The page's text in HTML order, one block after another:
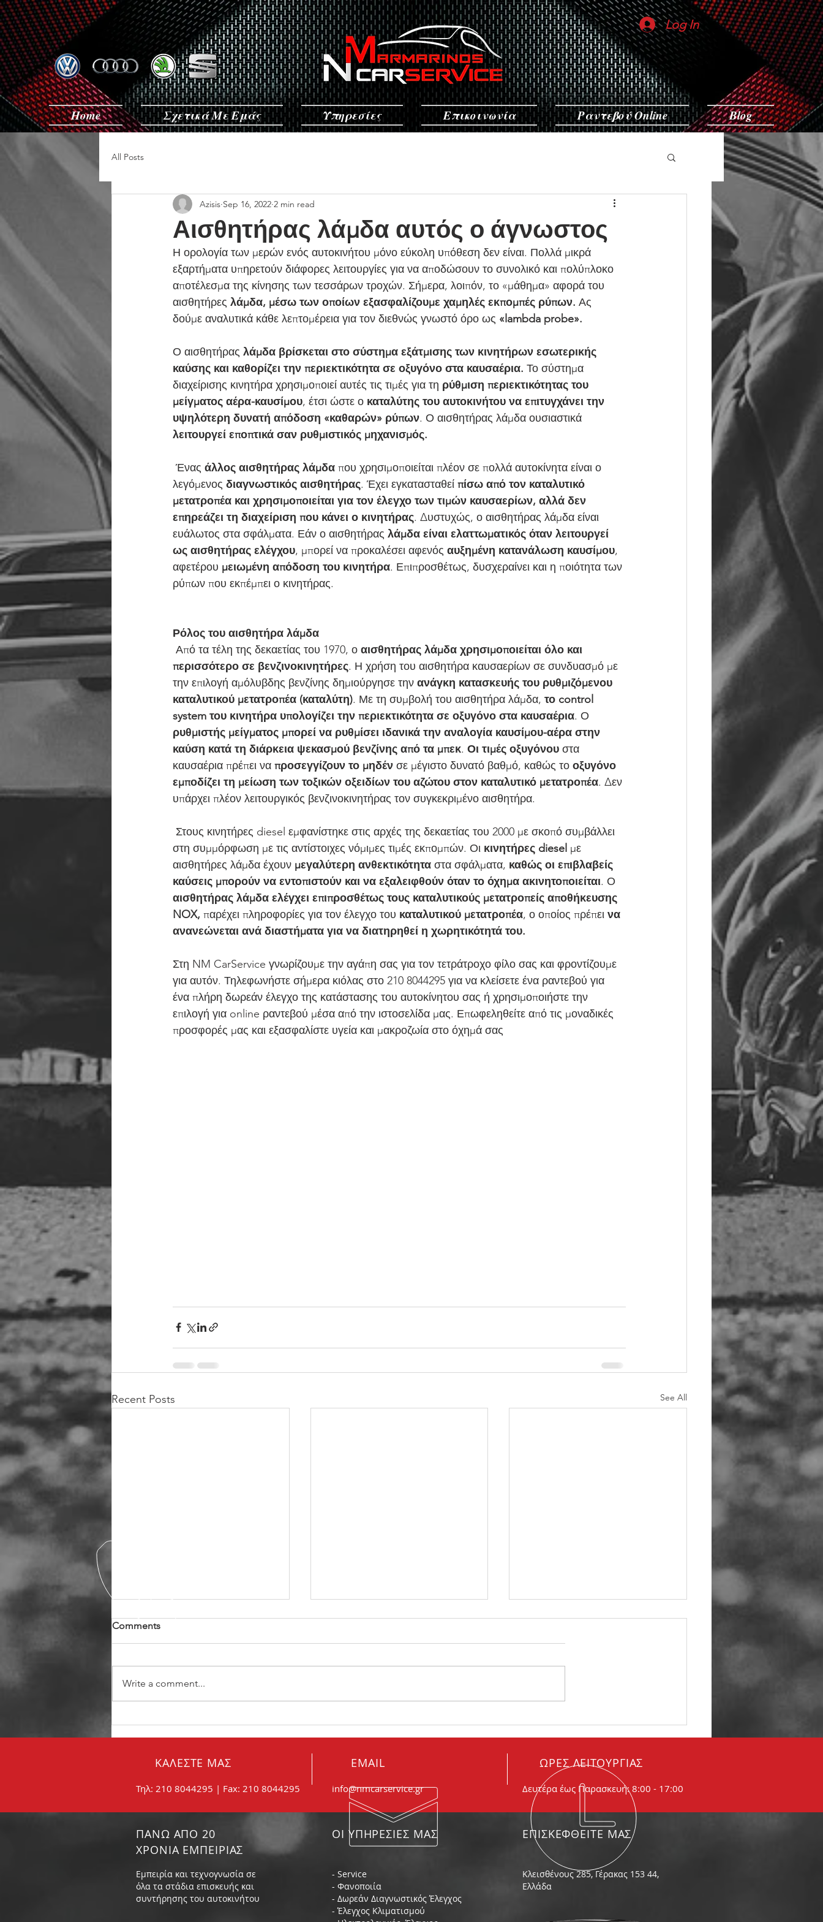
Home Σχετικά Με Εμάς Υπηρεσίες Επικοινωνία Ραντεβού Online Blog
Log In
All Posts
Αισθητήρας λάμδα αυτός ο άγνωστος
Azisis Sep 16, 2022 2 min read
Η ορολογία των μερών ενός αυτοκινήτου μόνο εύκολη υπόθεση δεν είναι. Πολλά μικρά
εξαρτήματα υπηρετούν διάφορες λειτουργίες για να αποδώσουν το συνολικό και πολύπλοκο
αποτέλεσμα της κίνησης των τεσσάρων τροχών. Σήμερα, λοιπόν, το «μάθημα» αφορά του
αισθητήρες λάμδα, μέσω των οποίων εξασφαλίζουμε χαμηλές εκπομπές ρύπων. Ας
δούμε αναλυτικά κάθε λεπτομέρεια για τον διεθνώς γνωστό όρο ως «lambda probe».
Ο αισθητήρας λάμδα βρίσκεται στο σύστημα εξάτμισης των κινητήρων εσωτερικής
καύσης και καθορίζει την περιεκτικότητα σε οξυγόνο στα καυσαέρια. Το σύστημα
διαχείρισης κινητήρα χρησιμοποιεί αυτές τις τιμές για τη ρύθμιση περιεκτικότητας του
μείγματος αέρα-καυσίμου, έτσι ώστε ο καταλύτης του αυτοκινήτου να επιτυγχάνει την
υψηλότερη δυνατή απόδοση «καθαρών» ρύπων. Ο αισθητήρας λάμδα ουσιαστικά
λειτουργεί εποπτικά σαν ρυθμιστικός μηχανισμός.
Ένας άλλος αισθητήρας λάμδα που χρησιμοποιείται πλέον σε πολλά αυτοκίνητα είναι ο
λεγόμενος διαγνωστικός αισθητήρας. Έχει εγκατασταθεί πίσω από τον καταλυτικό
μετατροπέα και χρησιμοποιείται για τον έλεγχο των τιμών καυσαερίων, αλλά δεν
επηρεάζει τη διαχείριση που κάνει ο κινητήρας. Δυστυχώς, ο αισθητήρας λάμδα είναι
ευάλωτος στα σφάλματα. Εάν ο αισθητήρας λάμδα είναι ελαττωματικός όταν λειτουργεί
ως αισθητήρας ελέγχου, μπορεί να προκαλέσει αφενός αυξημένη κατανάλωση καυσίμου,
αφετέρου μειωμένη απόδοση του κινητήρα. Επιπροσθέτως, δυσχεραίνει και η ποιότητα των
ρύπων που εκπέμπει ο κινητήρας.
Ρόλος του αισθητήρα λάμδα
Από τα τέλη της δεκαετίας του 1970, ο αισθητήρας λάμδα χρησιμοποιείται όλο και
περισσότερο σε βενζινοκινητήρες. Η χρήση του αισθητήρα καυσαερίων σε συνδυασμό με
την επιλογή αμόλυβδης βενζίνης δημιούργησε την ανάγκη κατασκευής του ρυθμιζόμενου
καταλυτικού μετατροπέα (καταλύτη). Με τη συμβολή του αισθητήρα λάμδα, το control
system του κινητήρα υπολογίζει την περιεκτικότητα σε οξυγόνο στα καυσαέρια. Ο
ρυθμιστής μείγματος μπορεί να ρυθμίσει ιδανικά την αναλογία καυσίμου-αέρα στην
καύση κατά τη διάρκεια ψεκασμού βενζίνης από τα μπεκ. Οι τιμές οξυγόνου στα
καυσαέρια πρέπει να προσεγγίζουν το μηδέν σε μέγιστο δυνατό βαθμό, καθώς το οξυγόνο
εμποδίζει τη μείωση των τοξικών οξειδίων του αζώτου στον καταλυτικό μετατροπέα. Δεν
υπάρχει πλέον λειτουργικός βενζινοκινητήρας τον συγκεκριμένο αισθητήρα.
στη συμμόρφωση με τις αντίστοιχες νόμιμες τιμές εκπομπών. Οι κινητήρες diesel με
αισθητήρες λάμδα έχουν μεγαλύτερη ανθεκτικότητα στα σφάλματα, καθώς οι επιβλαβείς
καύσεις μπορούν να εντοπιστούν και να εξαλειφθούν όταν το όχημα ακινητοποιείται. Ο
αισθητήρας λάμδα ελέγχει επιπροσθέτως τους καταλυτικούς μετατροπείς αποθήκευσης
NOX, παρέχει πληροφορίες για τον έλεγχο του καταλυτικού μετατροπέα, ο οποίος πρέπει να
ανανεώνεται ανά διαστήματα για να διατηρηθεί η χωρητικότητά του.
Στη NM CarService γνωρίζουμε την αγάπη σας για τον τετράτροχο φίλο σας και φροντίζουμε
για αυτόν. Τηλεφωνήστε σήμερα κιόλας στο 210 8044295 για να κλείσετε ένα ραντεβού για
ένα πλήρη δωρεάν έλεγχο της κατάστασης του αυτοκίνητου σας ή χρησιμοποιήστε την
επιλογή για online ραντεβού μέσα από την ιστοσελίδα μας. Επωφεληθείτε από τις μοναδικές
προσφορές μας και εξασφαλίστε υγεία και μακροζωία στο όχημά σας
Recent Posts See All
φθαρμένα τα μπουζί μου;
συμβαίνει
Comments
Write a comment...
ΚΑΛΕΣΤΕ ΜΑΣ
Τηλ: 210 8044295 | Fax: 210 8044295
EMAIL
info@nmcarservice.gr
ΩΡΕΣ ΛΕΙΤΟΥΡΓΙΑΣ
Δευτέρα έως Παρασκευή: 8:00 - 17:00
ΠΑΝΩ ΑΠΟ 20
ΧΡΟΝΙΑ ΕΜΠΕΙΡΙΑΣ
Εμπειρία και τεχνογνωσία σε
όλα τα στάδια επισκευής και
συντήρησης του αυτοκινήτου
ΟΙ ΥΠΗΡΕΣΙΕΣ ΜΑΣ ΕΠΙΣΚΕΦΘΕΙΤΕ ΜΑΣ
- Service
- Φανοποιία
- Δωρεάν Διαγνωστικός Έλεγχος
- Έλεγχος Κλιματισμού
Κλεισθένους 285, Γέρακας 153 44,
Ελλάδα